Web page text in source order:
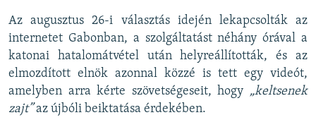
Az augusztus 26-i választás idején lekapcsolták az
internetet Gabonban, a szolgáltatást néhány órával a
katonai hatalomátvétel után helyreállították, és az
elmozdított elnök azonnal közzé is tett egy videót,
amelyben arra kérte szövetségeseit, hogy „keltsenek
zajt”az újbóli beiktatása érdekében.